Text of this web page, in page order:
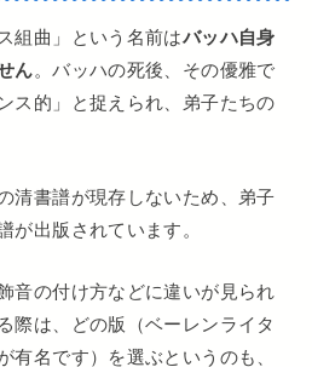
組曲」という名前はバッハ自身
ん。バッハの死後、その優雅で
ス的」と捉えられ、弟子たちの
清書譜が現存しないため、弟子
が出版されています。
音の付け方などに違いが見られ
際は、どの版（ベーレンライタ
有名です）を選ぶというのも、